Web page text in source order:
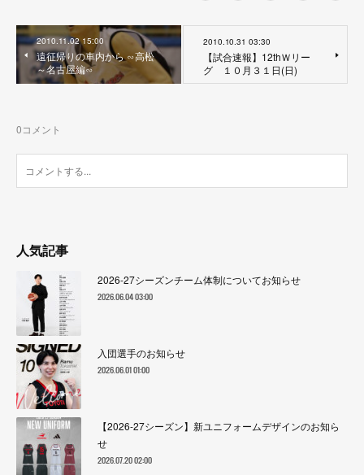
2010.11.02 15:00
遠征帰りの車内から ∽高松
～名古屋編∽
2010.10.31 03:30
【試合速報】12thＷリー
グ １０月３１日(日)
0コメント
人気記事
2026-27シーズンチーム体制についてお知らせ
2026.06.04 03:00
入団選手のお知らせ
2026.06.01 01:00
【2026-27シーズン】新ユニフォームデザインのお知ら
せ
2026.07.20 02:00